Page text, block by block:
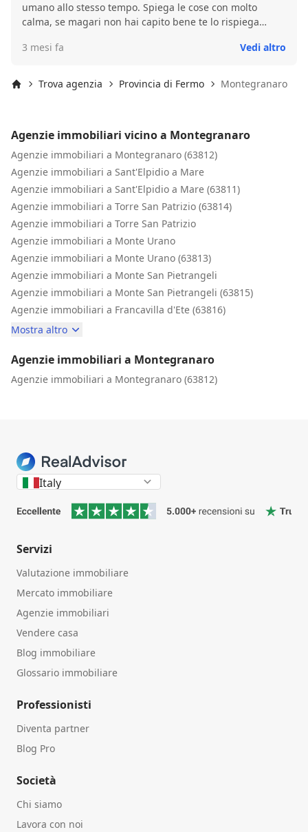
umano allo stesso tempo. Spiega le cose con molto
calma, se magari non hai capito bene te lo rispiega
aiutato tantissimo con la mediazione della casa. Lo
3 mesi fa Vedi altro
Trova agenzia Provincia di Fermo Montegranaro
Agenzie immobiliari vicino a Montegranaro
Agenzie immobiliari a Montegranaro (63812)
Agenzie immobiliari a Sant'Elpidio a Mare
Agenzie immobiliari a Sant'Elpidio a Mare (63811)
Agenzie immobiliari a Torre San Patrizio (63814)
Agenzie immobiliari a Torre San Patrizio
Agenzie immobiliari a Monte Urano
Agenzie immobiliari a Monte Urano (63813)
Agenzie immobiliari a Monte San Pietrangeli
Agenzie immobiliari a Monte San Pietrangeli (63815)
Agenzie immobiliari a Francavilla d'Ete (63816)
Mostra altro
Agenzie immobiliari a Montegranaro
Agenzie immobiliari a Montegranaro (63812)
Italy
Servizi
Valutazione immobiliare
Mercato immobiliare
Agenzie immobiliari
Vendere casa
Blog immobiliare
Glossario immobiliare
Professionisti
Diventa partner
Blog Pro
Società
Chi siamo
Lavora con noi